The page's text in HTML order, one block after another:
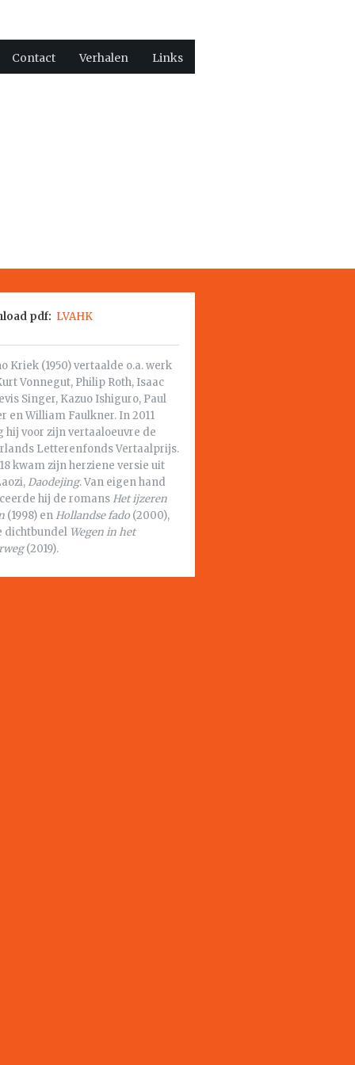
Contact Verhalen Links
pdf: LVAHK
Kriek (1950) vertaalde o.a. werk
Vonnegut, Philip Roth, Isaac
Singer, Kazuo Ishiguro, Paul
en William Faulkner. In 2011
hij voor zijn vertaaloeuvre de
Letterenfonds Vertaalprijs.
kwam zijn herziene versie uit
Daodejing. Van eigen hand
hij de romansHet ijzeren
(1998) enHollandse fado (2000),
dichtbundel Wegen in het
(2019).